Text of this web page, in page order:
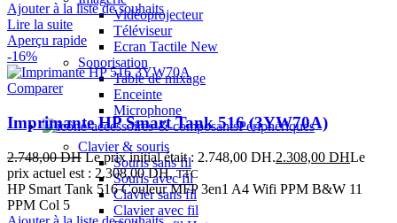
Vidéoprojecteur
Téléviseur
Ecran Tactile New
Sonorisation
Table de mixage
Enceinte
Microphone
Périphériques
Clavier & souris
Souris sans fil
Souris avec fil
Clavier sans fil
Clavier avec fil
Ajouter à la liste de souhaits
Lire la suite
Aperçu rapide
-16%
Comparer
Imprimante HP Smart Tank 516 (3YW70A)
2.748,00DH Le prix initial était : 2.748,00 DH.2.308,00 DHLe
prix actuel est : 2.308,00 DH. TTC
HP Smart Tank 516 Couleur MFP 3en1 A4 Wifi PPM B&W 11
PPM Col 5